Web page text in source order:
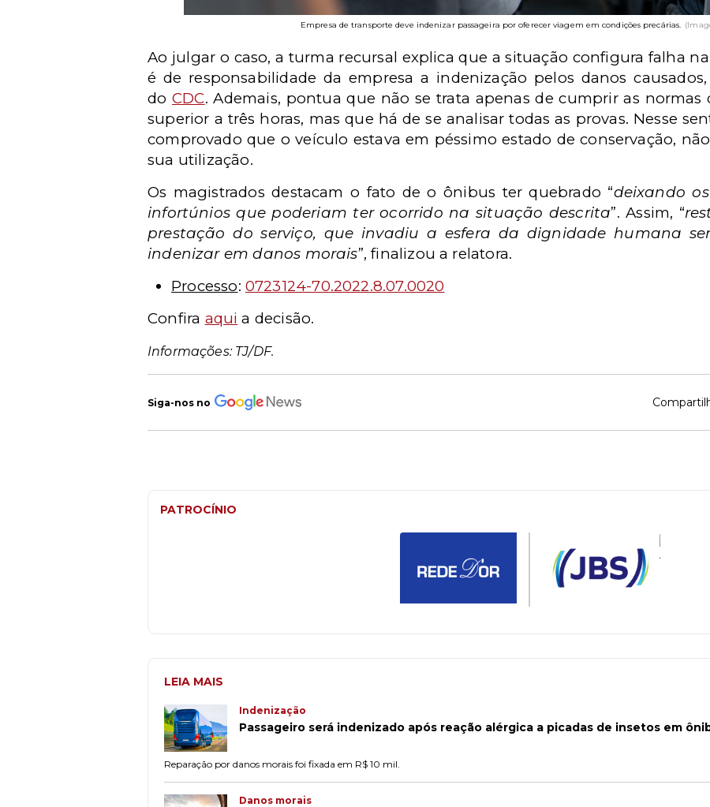
Empresa de transporte deve indenizar passageira por oferecer viagem em condições precárias.
Ao julgar o caso, a turma recursal explica que a situação configura falha
é de responsabilidade da empresa a indenização pelos danos
doCDC. Ademais, pontua que não se trata apenas de cumprir as normas
superior a três horas, mas que há de se analisar todas as provas. Nesse
comprovado que o veículo estava em péssimo estado de conservação,
sua utilização.
Os magistrados destacam o fato de o ônibus ter quebrado “deixando
infortúnios que poderiam ter ocorrido na situação descrita”. Assim, “
prestação do serviço, que invadiu a esfera da dignidade humana
indenizar em danos morais”, finalizou a relatora.
Processo: 0723124-70.2022.8.07.0020
Confira aqui a decisão.
Informações: TJ/DF.
Siga-nos no
PATROCÍNIO
LEIA MAIS
Indenização
Passageiro será indenizado após reação alérgica a picadas de insetos em
Reparação por danos morais foi fixada em R$ 10 mil.
Danos morais